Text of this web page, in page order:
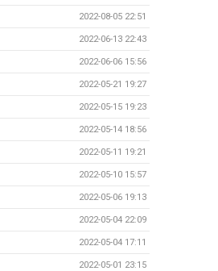
2022-08-05 22:51
2022-06-13 22:43
2022-06-06 15:56
2022-05-21 19:27
2022-05-15 19:23
2022-05-14 18:56
2022-05-11 19:21
2022-05-10 15:57
2022-05-06 19:13
2022-05-04 22:09
2022-05-04 17:11
2022-05-01 23:15